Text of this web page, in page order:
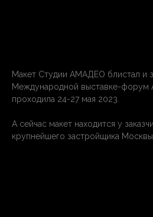
Макет Студии АМАДЕО блистал и
Международной выставке-
проходила 24-27 мая 2023.
А сейчас макет находится у
крупнейшего застройщика Москвы